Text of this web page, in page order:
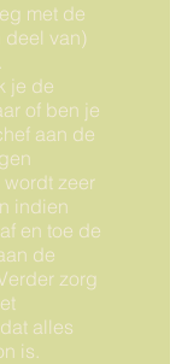
met de
deel van)
je de
of ben je
aan de
zeer
indien
en toe de
de
zorg
alles
is.